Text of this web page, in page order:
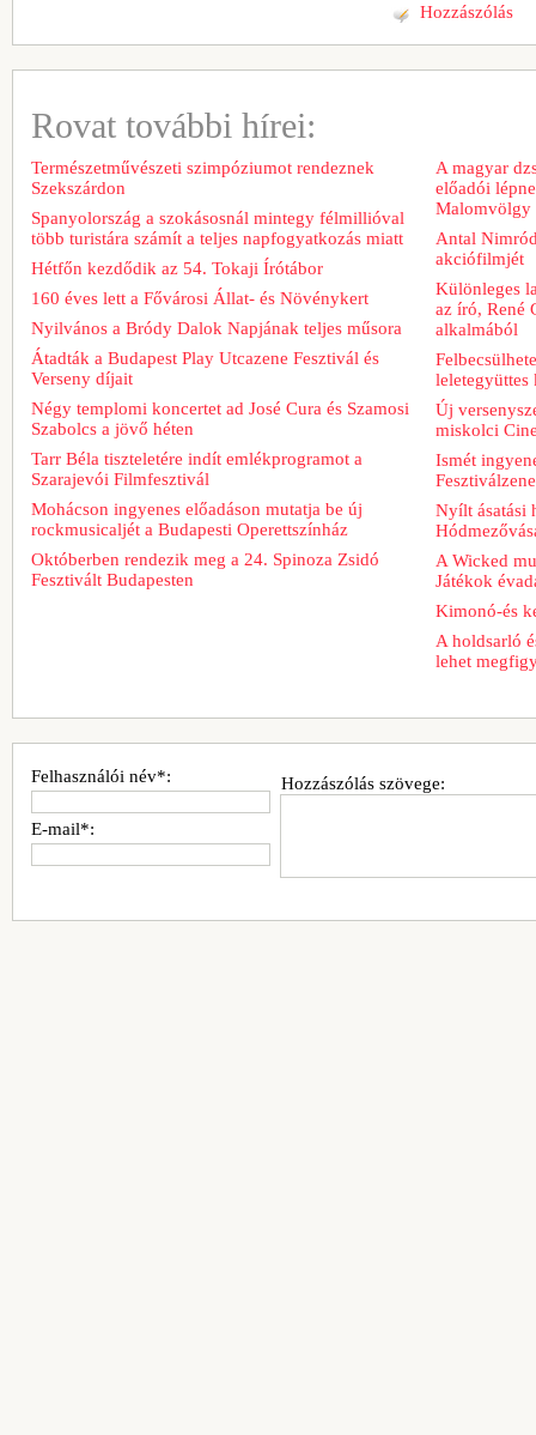
Hozzászólás
Rovat további hírei:
Természetművészeti szimpóziumot rendeznek
Szekszárdon
Spanyolország a szokásosnál mintegy félmillióval
több turistára számít a teljes napfogyatkozás miatt
Hétfőn kezdődik az 54. Tokaji Írótábor
160 éves lett a Fővárosi Állat- és Növénykert
Nyilvános a Bródy Dalok Napjának teljes műsora
Átadták a Budapest Play Utcazene Fesztivál és
Verseny díjait
Négy templomi koncertet ad José Cura és Szamosi
Szabolcs a jövő héten
Tarr Béla tiszteletére indít emlékprogramot a
Szarajevói Filmfesztivál
Mohácson ingyenes előadáson mutatja be új
rockmusicaljét a Budapesti Operettszínház
Októberben rendezik meg a 24. Spinoza Zsidó
Fesztivált Budapesten
A magyar
előadói
Malomvölgy
Antal
akciófilmjét
Különleges
az író, René
alkalmából
leletegyüttes
Új
miskolci
Ismét
Nyílt ásatási
A Wicked
Játékok
Kimonó-és
A holdsarló
lehet
Hozzászólás szövege:
Felhasználói név*:
E-mail*: